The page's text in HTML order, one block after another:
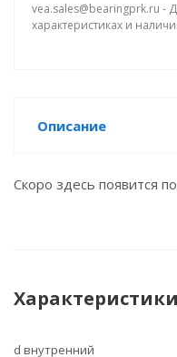
vea.sales@bearingprk.ru -
характеристиках и
Описание
Скоро здесь появится
Характеристики
d внутренний